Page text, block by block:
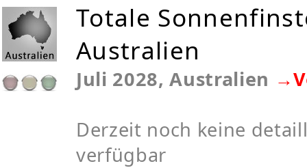
Totale
Australien
Juli 2028, Australien
Derzeit noch keine
verfügbar